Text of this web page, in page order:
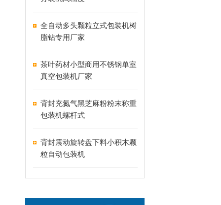
全自动多头颗粒立式包装机树
脂钻专用厂家
茶叶药材小型商用不锈钢单室
真空包装机厂家
背封充氮气黑芝麻粉粉末称重
包装机螺杆式
背封震动旋转盘下料小积木颗
粒自动包装机